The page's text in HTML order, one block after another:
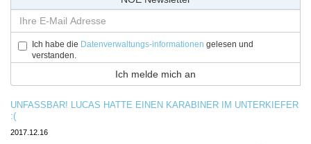
Ich habe die Datenverwaltungs-informationen gelesen und
verstanden.
UNFASSBAR! LUCAS HATTE EINEN KARABINER IM UNTERKIEFER
:(
2017.12.16